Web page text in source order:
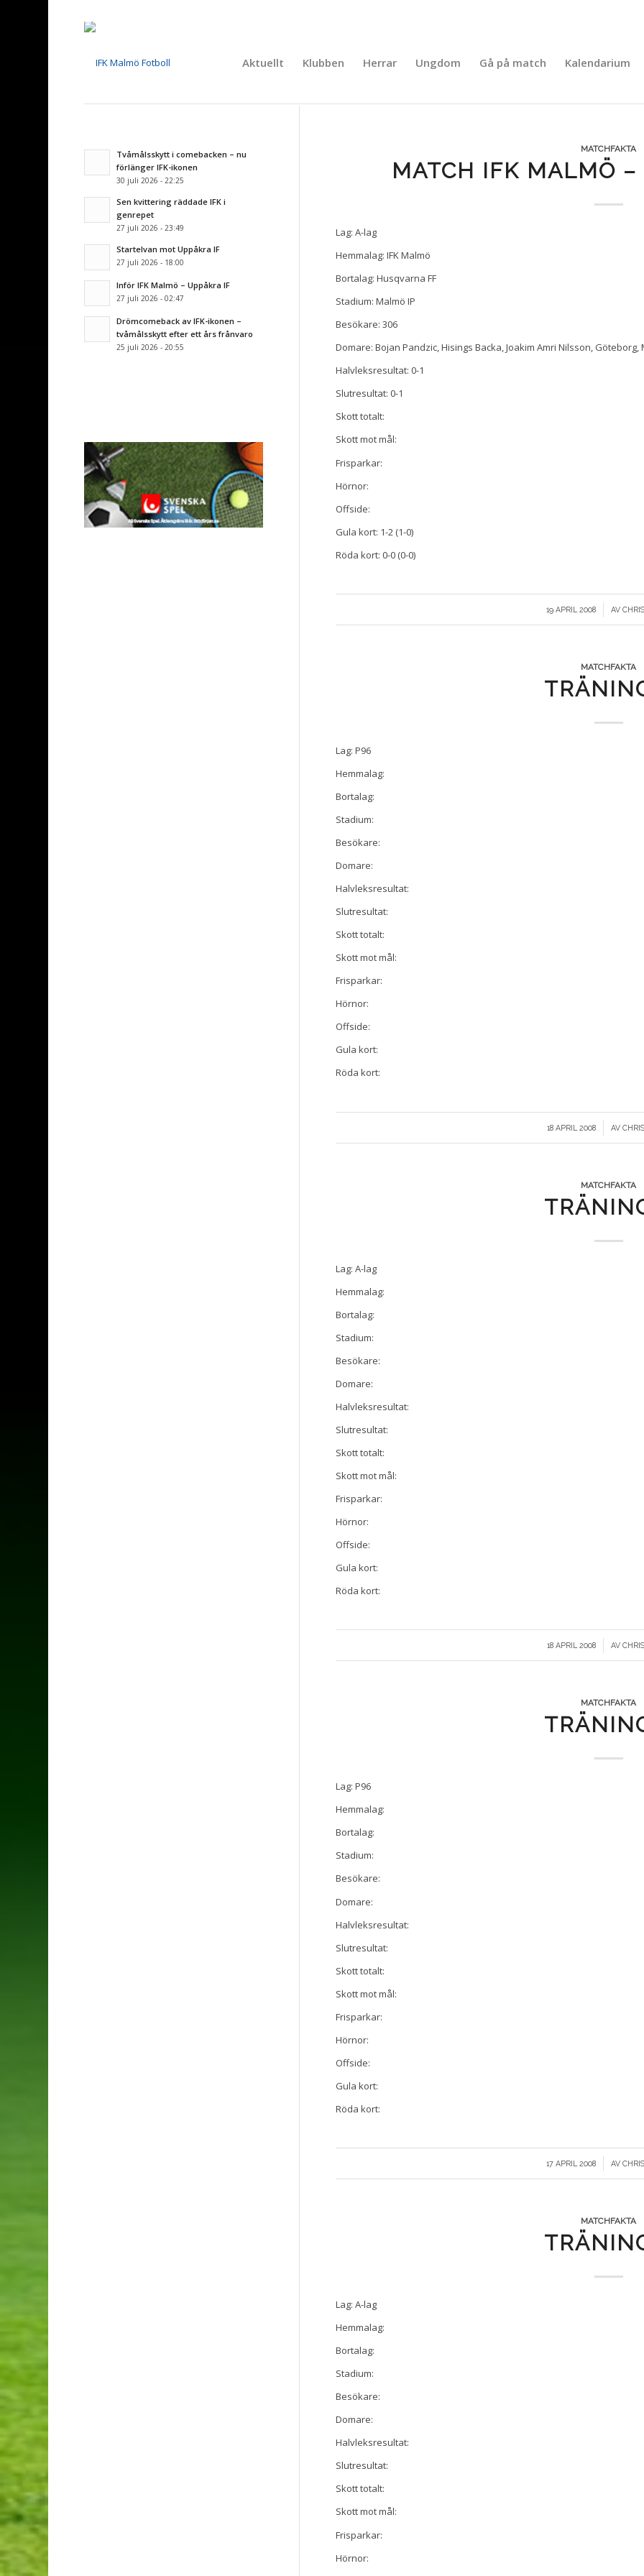
Aktuellt Klubben Herrar Ungdom Gå på match Kalendarium
MATCHFAKTA
MATCH IFK MALMÖ –
Lag: A-lag
Hemmalag: IFK Malmö
Bortalag: Husqvarna FF
Stadium: Malmö IP
Besökare: 306
Domare: Bojan Pandzic, Hisings Backa, Joakim Amri Nilsson,
Halvleksresultat: 0-1
Slutresultat: 0-1
Skott totalt:
Skott mot mål:
Frisparkar:
Hörnor:
Offside:
Gula kort: 1-2 (1-0)
Röda kort: 0-0 (0-0)
19 APRIL 2008
/ AV
MATCHFAKTA
Lag: P96
Hemmalag:
Bortalag:
Stadium:
Besökare:
Domare:
Halvleksresultat:
Slutresultat:
Skott totalt:
Skott mot mål:
Frisparkar:
Hörnor:
Offside:
Gula kort:
Röda kort:
18 APRIL 2008
/ AV
MATCHFAKTA
Lag: A-lag
Hemmalag:
Bortalag:
Stadium:
Besökare:
Domare:
Halvleksresultat:
Slutresultat:
Skott totalt:
Skott mot mål:
Frisparkar:
Hörnor:
Offside:
Gula kort:
Röda kort:
18 APRIL 2008
/ AV
MATCHFAKTA
Lag: P96
Hemmalag:
Bortalag:
Stadium:
Besökare:
Domare:
Halvleksresultat:
Slutresultat:
Skott totalt:
Skott mot mål:
Frisparkar:
Hörnor:
Offside:
Gula kort:
Röda kort:
17 APRIL 2008
/ AV
MATCHFAKTA
Lag: A-lag
Hemmalag:
Bortalag:
Stadium:
Besökare:
Domare:
Halvleksresultat:
Slutresultat:
Skott totalt:
Skott mot mål:
Frisparkar:
Hörnor:
Tvåmålsskytt i comebacken – nu
förlänger IFK-ikonen
30 juli 2026 - 22:25
Sen kvittering räddade IFK i
genrepet
27 juli 2026 - 23:49
Startelvan mot Uppåkra IF
27 juli 2026 - 18:00
Inför IFK Malmö – Uppåkra IF
27 juli 2026 - 02:47
Drömcomeback av IFK-ikonen –
tvåmålsskytt efter ett års frånvaro
25 juli 2026 - 20:55